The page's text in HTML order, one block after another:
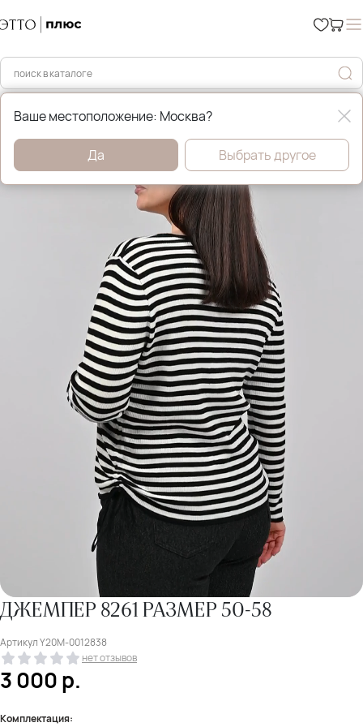
Главная Джемперы, свитера и кардиганы
ДЖЕМПЕР 8261 РАЗМЕР 50-58
АртикулY20M-0012838
нет отзывов
3 000р.
Комплектация:
Ваше местоположение: Москва?
Да Выбрать другое